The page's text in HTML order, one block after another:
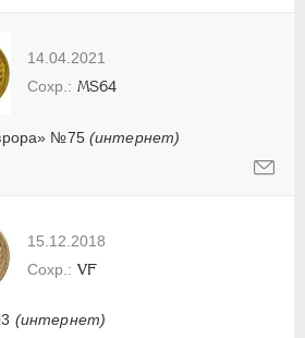
14.04.2021
№75 (интернет)
MS64
15.12.2018
(интернет)
VF